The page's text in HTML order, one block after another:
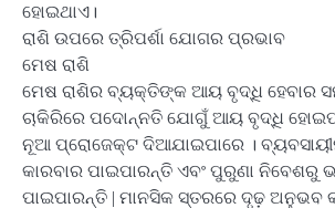
ହୋଇଥାଏ।
ରାଶି ଉପରେ ତ୍ରିପର୍ଶା ଯୋଗର ପ୍ରଭାବ
ମେଷ ରାଶି
ମେଷ ରାଶିର ବ୍ୟକ୍ତିଙ୍କ ଆୟ ବୃଦ୍ଧି ହେବାର
ଚାକିରିରେ ପଦୋନ୍ନତି ଯୋଗୁଁ ଆୟ ବୃଦ୍ଧି
ନୂଆ ପ୍ରୋଜେକ୍ଟ ଦିଆଯାଇପାରେ ।
କାରବାର ପାଇପାରନ୍ତି ଏବଂ ପୁରୁଣା ନିବେଶରୁ
ପାଇପାରନ୍ତି | ମାନସିକ ସ୍ତରରେ ଦୃଢ଼ ଅନୁଭବ